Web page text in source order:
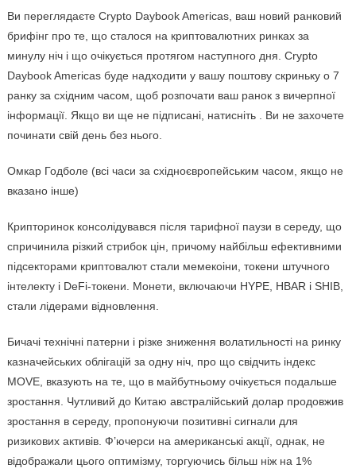
Ви переглядаєте Crypto Daybook Americas, ваш новий ранковий
брифінг про те, що сталося на криптовалютних ринках за
минулу ніч і що очікується протягом наступного дня. Crypto
Daybook Americas буде надходити у вашу поштову скриньку о 7
ранку за східним часом, щоб розпочати ваш ранок з вичерпної
інформації. Якщо ви ще не підписані, натисніть . Ви не захочете
починати свій день без нього.
Омкар Годболе (всі часи за східноєвропейським часом, якщо не
вказано інше)
Крипторинок консолідувався після тарифної паузи в середу, що
спричинила різкий стрибок цін, причому найбільш ефективними
підсекторами криптовалют стали мемекоіни, токени штучного
інтелекту і DeFi-токени. Монети, включаючи HYPE, HBAR і SHIB,
стали лідерами відновлення.
Бичачі технічні патерни і різке зниження волатильності на ринку
казначейських облігацій за одну ніч, про що свідчить індекс
MOVE, вказують на те, що в майбутньому очікується подальше
зростання. Чутливий до Китаю австралійський долар продовжив
зростання в середу, пропонуючи позитивні сигнали для
ризикових активів. Ф’ючерси на американські акції, однак, не
відображали цього оптимізму, торгуючись більш ніж на 1%